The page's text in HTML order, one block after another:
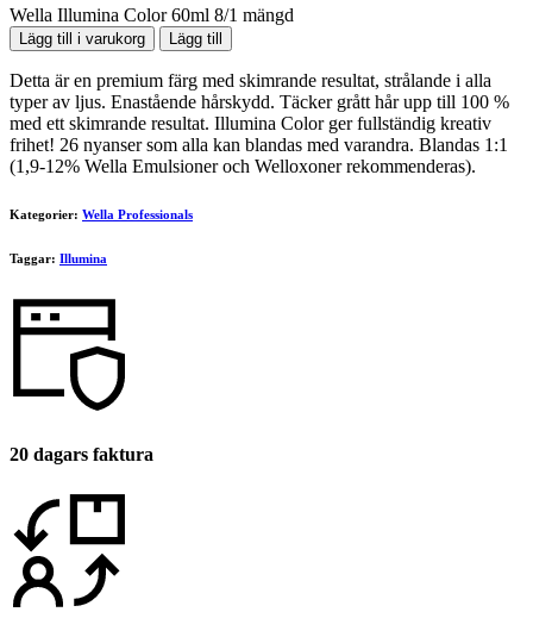
Wella Illumina Color 60ml 8/1 mängd
Lägg till i varukorg Lägg till
Detta är en premium färg med skimrande resultat, strålande i alla
typer av ljus. Enastående hårskydd. Täcker grått hår upp till 100 %
med ett skimrande resultat. Illumina Color ger fullständig kreativ
frihet! 26 nyanser som alla kan blandas med varandra. Blandas 1:1
(1,9-12% Wella Emulsioner och Welloxoner rekommenderas).
Kategorier: Wella Professionals
Taggar: Illumina
20 dagars faktura